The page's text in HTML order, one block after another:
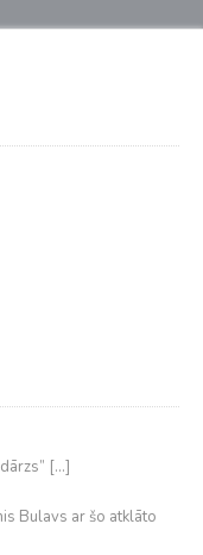
[…]
Bulavs ar šo atklāto